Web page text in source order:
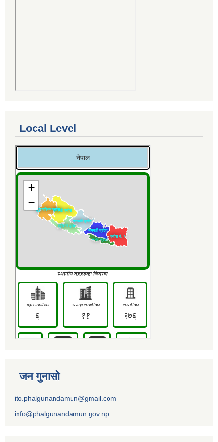
Local Level
जन गुनासो
ito.phalgunandamun@gmail.com
info@phalgunandamun.gov.np